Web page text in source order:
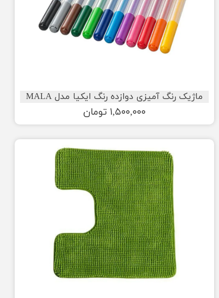
ماژیک رنگ آمیزی دوازده رنگ ایکیا مدل MALA
۱,۵۰۰,۰۰۰ تومان